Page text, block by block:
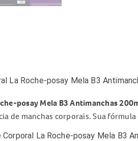
La Roche-posay Mela B3
posay Mela B3 Antimanchas
de manchas corporais. Sua
La Roche-posay Mela B3